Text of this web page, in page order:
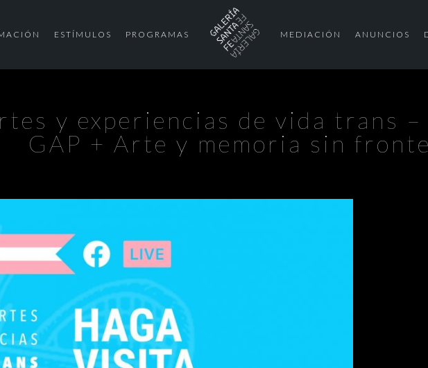
ESTÍMULOS PROGRAMAS MEDIACIÓN ANUNCIOS
y experiencias de vida trans
GAP + Arte y memoria sin